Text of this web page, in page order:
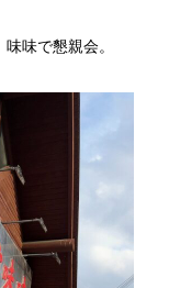
味で懇親会。